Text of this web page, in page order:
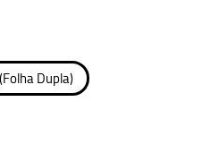
Dupla)